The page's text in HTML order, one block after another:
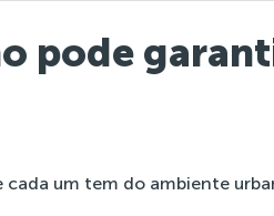
pode
cada um tem do ambiente